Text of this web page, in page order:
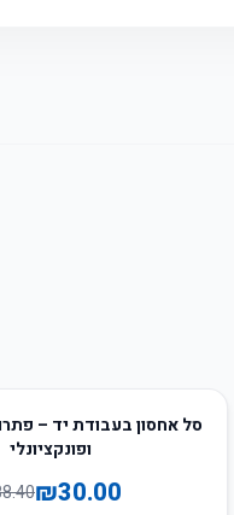
66%סל אחסון בעבודת יד –
ופונקציונלי
₪30.00